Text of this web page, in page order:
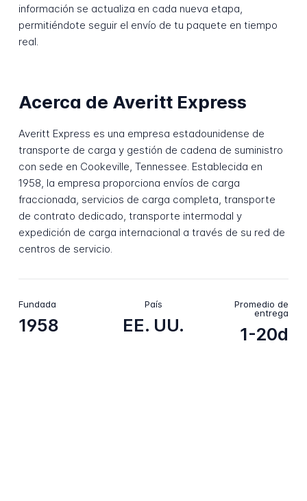
información se actualiza en cada nueva etapa,
permitiéndote seguir el envío de tu paquete en tiempo
real.
Acerca de Averitt Express
Averitt Express es una empresa estadounidense de
transporte de carga y gestión de cadena de suministro
con sede en Cookeville, Tennessee. Establecida en
1958, la empresa proporciona envíos de carga
fraccionada, servicios de carga completa, transporte
de contrato dedicado, transporte intermodal y
expedición de carga internacional a través de su red de
centros de servicio.
Fundada
1958
País
EE. UU.
Promedio de
entrega
1-20d